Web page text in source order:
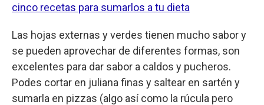
cinco recetas para sumarlos a tu dieta
Las hojas externas y verdes tienen mucho sabor y
se pueden aprovechar de diferentes formas, son
excelentes para dar sabor a caldos y pucheros.
Podes cortar en juliana finas y saltear en sartén y
sumarla en pizzas (algo así como la rúcula pero